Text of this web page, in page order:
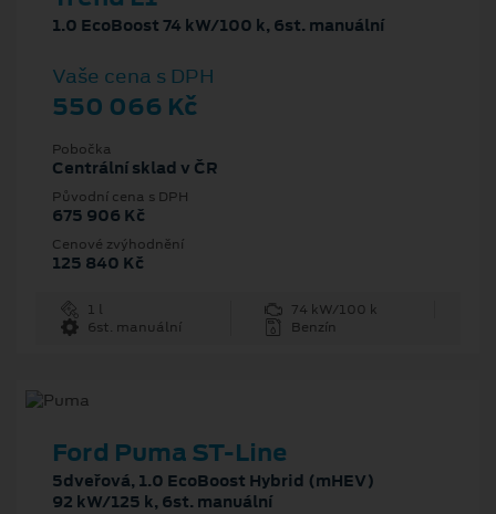
1.0 EcoBoost 74 kW/100 k, 6st. manuální
Vaše cena s DPH
550 066 Kč
Pobočka
Centrální sklad v ČR
Původní cena s DPH
675 906 Kč
Cenové zvýhodnění
125 840 Kč
1 l
74 kW/100 k
6st. manuální
Benzín
Ford Puma ST-Line
5dveřová, 1.0 EcoBoost Hybrid (mHEV)
92 kW/125 k, 6st. manuální